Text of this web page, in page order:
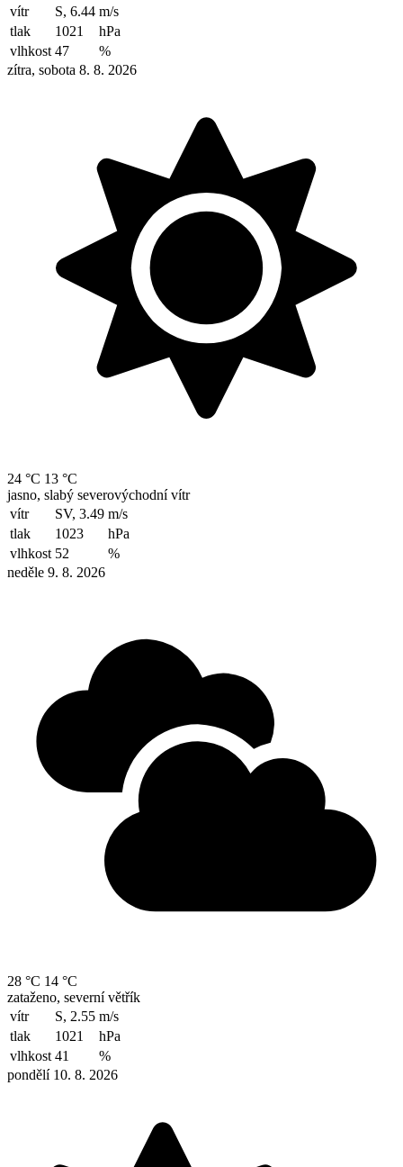
vítr S, 6.44 m/s
tlak
1021
hPa
vlhkost 47
%
zítra, sobota 8. 8. 2026
24 °C 13 °C
jasno, slabý severovýchodní vítr
vítr
SV, 3.49 m/s
tlak
1023
hPa
vlhkost 52
%
neděle 9. 8. 2026
28 °C 14 °C
zataženo, severní větřík
vítr
S, 2.55 m/s
tlak
1021
hPa
vlhkost 41
%
pondělí 10. 8. 2026